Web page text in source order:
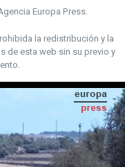
Europa Press.
la redistribución y la
de esta web sin su previo y